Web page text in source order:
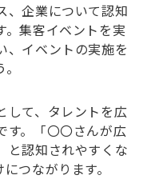
、企業について認知
。集客イベントを実
、イベントの実施を
して、タレントを広
す。「〇〇さんが広
と認知されやすくな
つながります。